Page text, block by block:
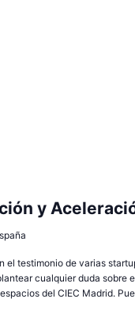
y
testimonio de varias
cualquier duda sobre
del CIEC Madrid.